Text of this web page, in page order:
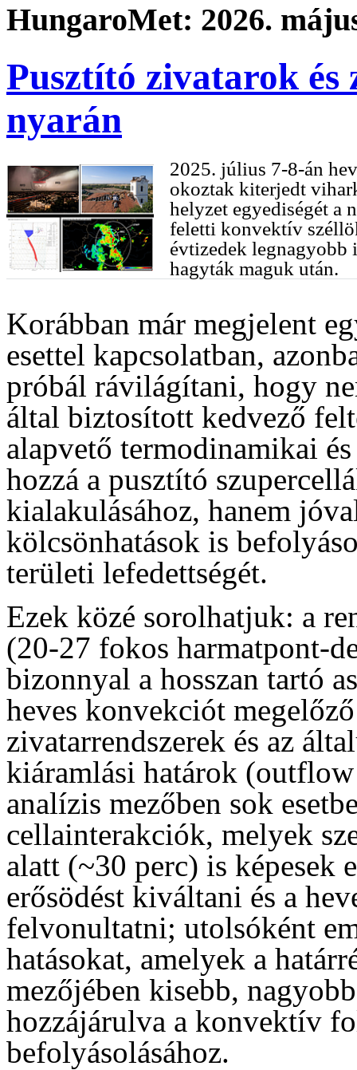
HungaroMet: 2026.
Pusztító zivatarok és
nyarán
2025. július 7-8-án
okoztak kiterjedt
helyzet egyediségét a
feletti konvektív
évtizedek legnagyobb
hagyták maguk után.
Korábban már megjelent
esettel kapcsolatban,
próbál rávilágítani, hogy
által biztosított kedvező
alapvető termodinamikai
hozzá a pusztító
kialakulásához, hanem
kölcsönhatások is
területi lefedettségét.
Ezek közé sorolhatjuk: a
(20-27 fokos harmatpont-
bizonnyal a hosszan tartó
heves konvekciót
zivatarrendszerek és az
kiáramlási határok
analízis mezőben sok
cellainterakciók, melyek
alatt (~30 perc) is képesek
erősödést kiváltani és a
felvonultatni; utolsóként
hatásokat, amelyek a
mezőjében kisebb,
hozzájárulva a konvektív
befolyásolásához.